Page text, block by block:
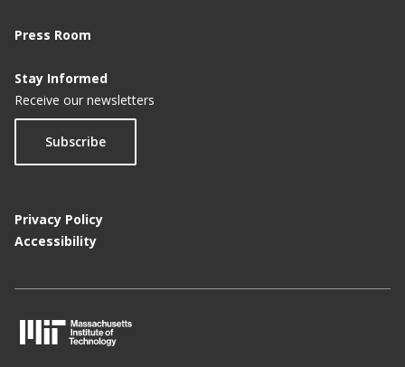
Press Room
Stay Informed
Receive our newsletters
Subscribe
Privacy Policy
Accessibility